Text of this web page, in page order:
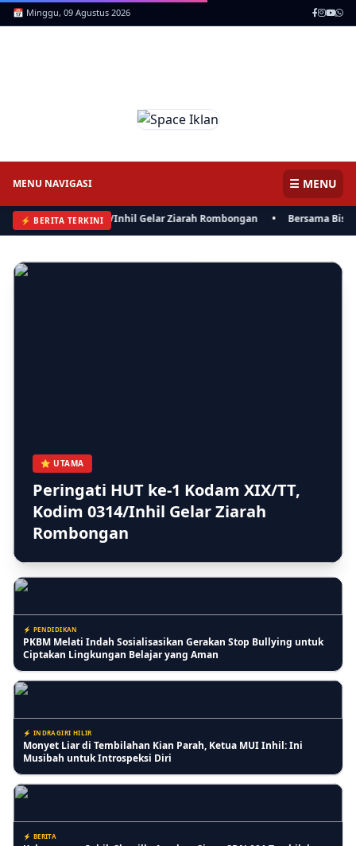
📅 Minggu, 09 Agustus 2026
MENU NAVIGASI ☰ MENU
⚡ BERITA TERKINI
TT, Kodim 0314/Inhil Gelar Ziarah Rombongan• Bersama Bisa,
⭐ UTAMA
Peringati HUT ke-1 Kodam XIX/TT,
Kodim 0314/Inhil Gelar Ziarah
Rombongan
Kasi Lantaskim Imigrasi Tembilahan Akui Harusnya tidak seperti
⚡ PENDIDIKAN
PKBM Melati Indah Sosialisasikan Gerakan Stop Bullying untuk
Ciptakan Lingkungan Belajar yang Aman
⚡ INDRAGIRI HILIR
Monyet Liar di Tembilahan Kian Parah, Ketua MUI Inhil: Ini
Musibah untuk Introspeksi Diri
⚡ BERITA